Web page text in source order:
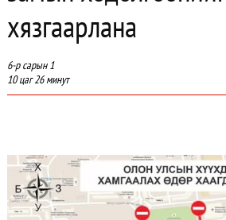
хязгаарлана
6-р сарын 1
10 цаг 26 минут